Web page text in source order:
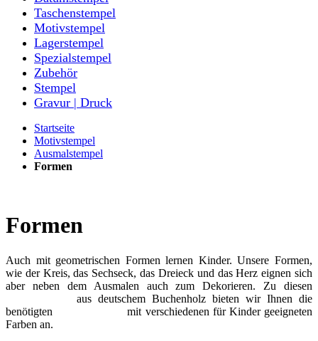
Taschenstempel
Motivstempel
Lagerstempel
Spezialstempel
Zubehör
Stempel
Gravur | Druck
Startseite
Motivstempel
Ausmalstempel
Formen
Formen
Auch mit geometrischen Formen lernen Kinder. Unsere Formen,
wie der Kreis, das Sechseck, das Dreieck und das Herz eignen sich
aber neben dem Ausmalen auch zum Dekorieren. Zu diesen
aus deutschem Buchenholz bieten wir Ihnen die
benötigten
mit verschiedenen für Kinder geeigneten
Farben an.